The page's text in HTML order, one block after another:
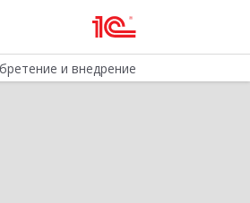
и внедрение